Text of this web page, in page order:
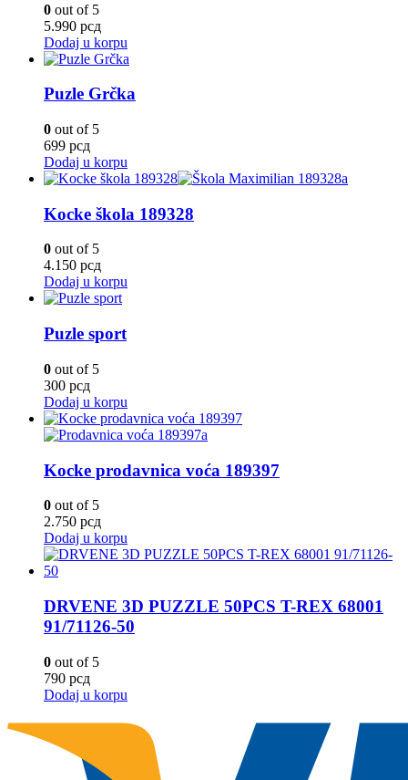
0 out of 5
5.990 рсд
Dodaj u korpu
Puzle Grčka
0 out of 5
699 рсд
Dodaj u korpu
Kocke škola 189328
0 out of 5
4.150 рсд
Dodaj u korpu
Puzle sport
0 out of 5
300 рсд
Dodaj u korpu
Kocke prodavnica voća 189397
0 out of 5
2.750 рсд
Dodaj u korpu
DRVENE 3D PUZZLE 50PCS T-REX 68001
91/71126-50
0 out of 5
790 рсд
Dodaj u korpu